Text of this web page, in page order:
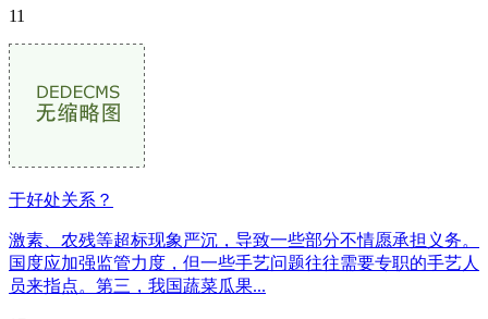
11
于好处关系？
激素、农残等超标现象严沉，导致一些部分不情愿承担义务。
国度应加强监管力度，但一些手艺问题往往需要专职的手艺人
员来指点。第三，我国蔬菜瓜果...